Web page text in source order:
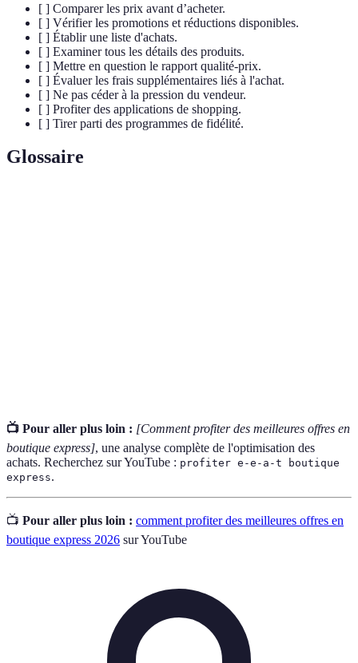
[ ] Comparer les prix avant d’acheter.
[ ] Vérifier les promotions et réductions disponibles.
[ ] Établir une liste d'achats.
[ ] Examiner tous les détails des produits.
[ ] Mettre en question le rapport qualité-prix.
[ ] Évaluer les frais supplémentaires liés à l'achat.
[ ] Ne pas céder à la pression du vendeur.
[ ] Profiter des applications de shopping.
[ ] Tirer parti des programmes de fidélité.
Glossaire
📺 Pour aller plus loin : [Comment profiter des meilleures offres en
boutique express], une analyse complète de l'optimisation des
achats. Recherchez sur YouTube : profiter e-e-a-t boutique
express.
📺 Pour aller plus loin : comment profiter des meilleures offres en
boutique express 2026 sur YouTube